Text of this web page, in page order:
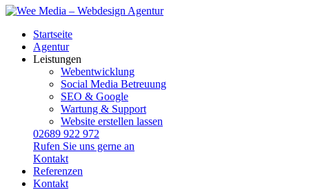
Startseite
Agentur
Leistungen
Webentwicklung
Social Media Betreuung
SEO & Google
Wartung & Support
Website erstellen lassen
02689 922 972
Rufen Sie uns gerne an
Kontakt
Referenzen
Kontakt